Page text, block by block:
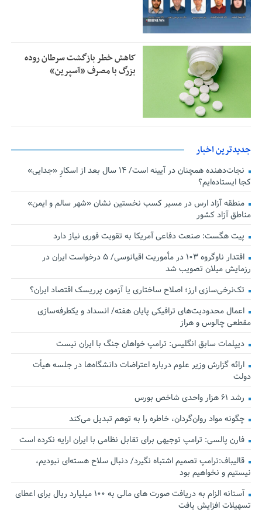
کاهش خطر بازگشت سرطان روده
بزرگ با مصرف «آسپرین»
جدیدترین اخبار
نجات‌دهنده‌ همچنان در آیینه است/ ۱۴ سال بعد از اسکارِ «جدایی»
کجا ایستاده‌ایم؟
منطقه آزاد ارس در مسیر کسب نخستین نشان «شهر سالم و ایمن»
مناطق آزاد کشور
پیت هگست: صنعت دفاعی آمریکا به تقویت فوری نیاز دارد
اقتدار ناوگروه ۱۰۳ در مأموریت‌ اقیانوسی/ ۵ درخواست ایران در
رزمایش میلان تصویب شد
تک‌نرخی‌سازی ارز؛ اصلاح ساختاری یا آزمون پرریسک اقتصاد ایران؟
اعمال محدودیت‌های ترافیکی پایان هفته/ انسداد و یکطرفه‌سازی
مقطعی چالوس و هراز
دیپلمات سابق انگلیس:‌ ترامپ خواهان جنگ با ایران نیست
ارائه گزارش وزیر علوم درباره اعتراضات دانشگاه‌ها در جلسه هیأت
دولت
رشد ۶۱ هزار واحدی شاخص بورس
چگونه مواد روان‌گردان، خاطره را به توهم تبدیل می‌کند
فارن پالسی: ترامپ توجیهی برای تقابل نظامی با ایران ارایه نکرده است
قالیباف:ترامپ تصمیم اشتباه نگیرد/ دنبال سلاح هسته‌ای نبودیم،
نیستیم و نخواهیم بود
آستانه الزام به دریافت صورت های مالی به ۱۰۰ میلیارد ریال برای اعطای
تسهیلات افزایش یافت